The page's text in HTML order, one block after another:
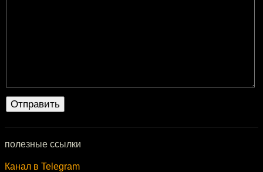
полезные ссылки
Канал в Telegram